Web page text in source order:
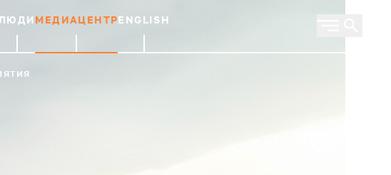
МЕДИАЦЕНТРENGLISH